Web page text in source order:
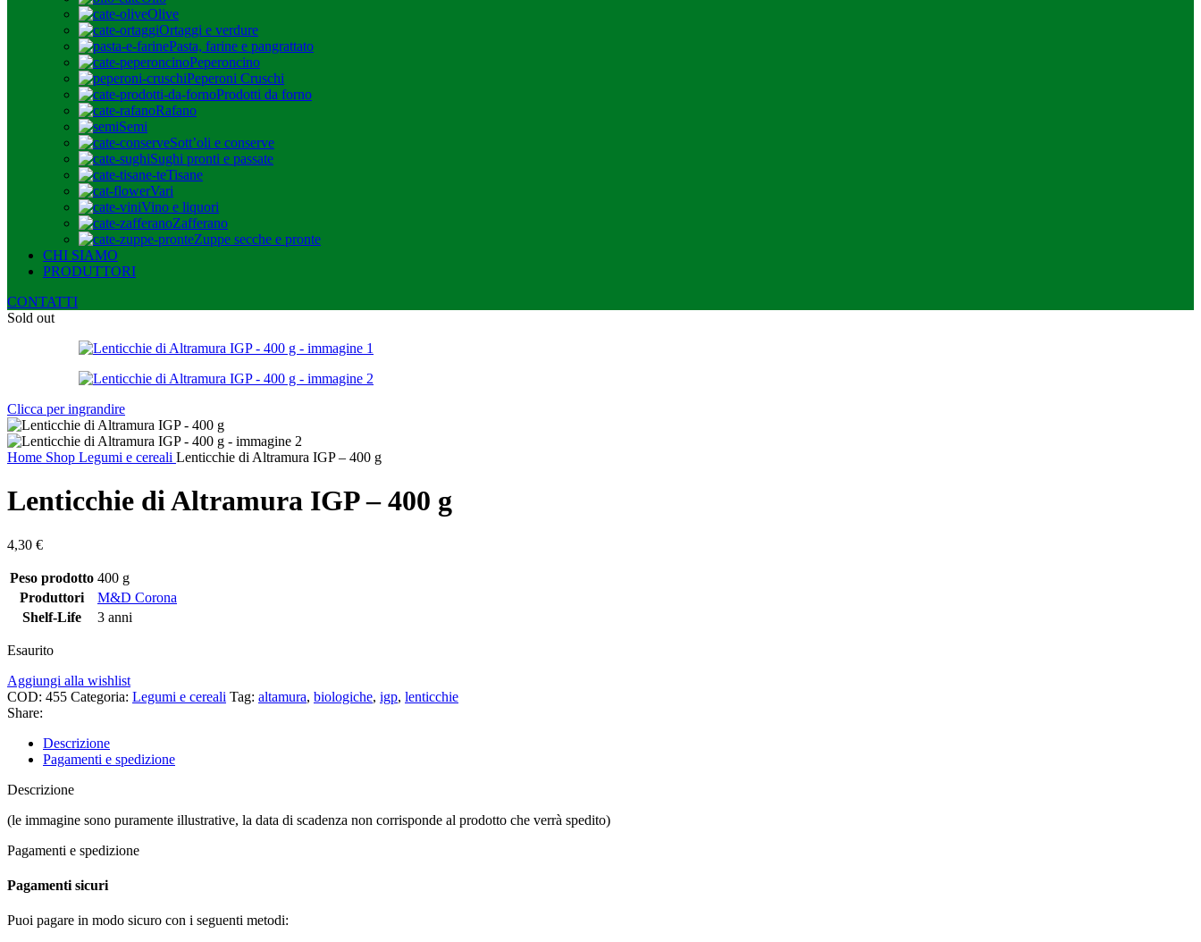
Olive
Ortaggi e verdure
Pasta, farine e pangrattato
Peperoncino
Peperoni Cruschi
Prodotti da forno
Rafano
Semi
Sott’oli e conserve
Sughi pronti e passate
Tisane
Vari
Vino e liquori
Zafferano
Zuppe secche e pronte
CHI SIAMO
PRODUTTORI
CONTATTI
Sold out
Clicca per ingrandire
Home Shop Legumi e cereali Lenticchie di Altramura IGP – 400 g
Lenticchie di Altramura IGP – 400 g
4,30 €
Peso prodotto 400 g
Produttori
M&D Corona
Shelf-Life
3 anni
Esaurito
Aggiungi alla wishlist
COD: 455 Categoria: Legumi e cereali Tag: altamura, biologiche, igp, lenticchie
Share:
Descrizione
Pagamenti e spedizione
Descrizione
(le immagine sono puramente illustrative, la data di scadenza non corrisponde al prodotto che verrà spedito)
Pagamenti e spedizione
Pagamenti sicuri
Puoi pagare in modo sicuro con i seguenti metodi: